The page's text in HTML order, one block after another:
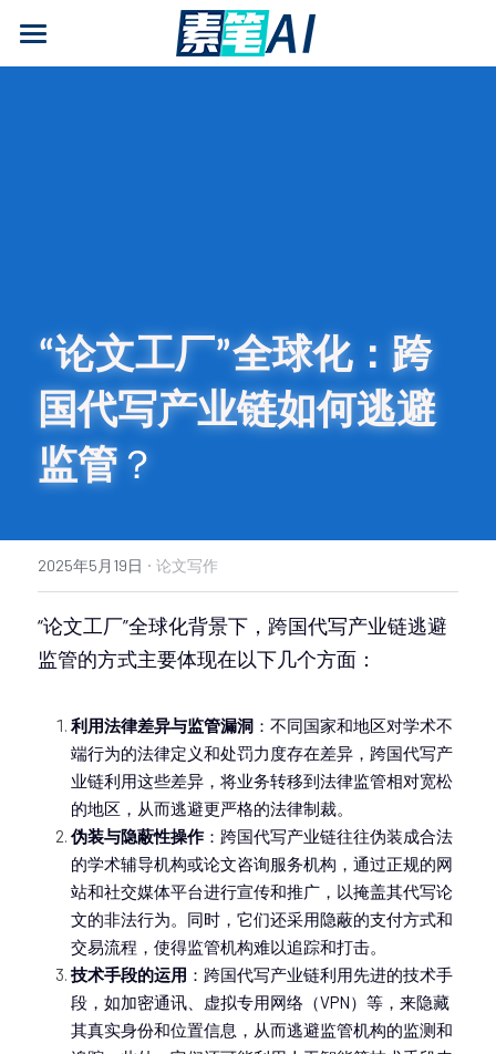
AI论文写作
AI知识专栏
免费福利
“论文工厂”全球化：跨
国代写产业链如何逃避
监管 ？
2025年5月19日 · 论文写作
“论文工厂”全球化背景下，跨国代写产业链逃避
监管的方式主要体现在以下几个方面：
利用法律差异与监管漏洞 ：不同国家和地区对学术不
端行为的法律定义和处罚力度存在差异，跨国代写产
业链利用这些差异，将业务转移到法律监管相对宽松
的地区，从而逃避更严格的法律制裁。
伪装与隐蔽性操作 ：跨国代写产业链往往伪装成合法
的学术辅导机构或论文咨询服务机构，通过正规的网
站和社交媒体平台进行宣传和推广，以掩盖其代写论
文的非法行为。同时，它们还采用隐蔽的支付方式和
交易流程，使得监管机构难以追踪和打击。
技术手段的运用 ：跨国代写产业链利用先进的技术手
段，如加密通讯、虚拟专用网络（VPN）等，来隐藏
其真实身份和位置信息，从而逃避监管机构的监测和